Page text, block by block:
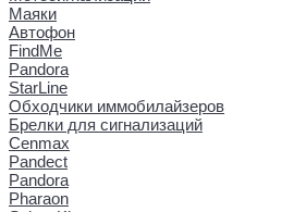
Маяки
Автофон
FindMe
Pandora
StarLine
Обходчики иммобилайзеров
Брелки для сигнализаций
Cenmax
Pandect
Pandora
Pharaon